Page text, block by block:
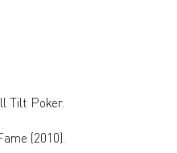
Tilt Poker.
(2010).